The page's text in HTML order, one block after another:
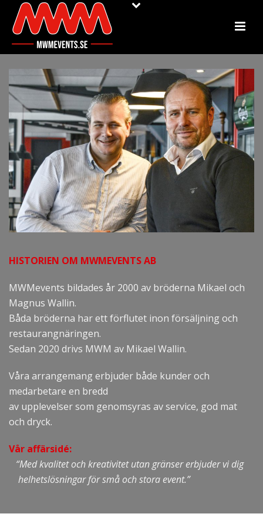
HISTORIEN OM MWMEVENTS AB
MWMevents bildades år 2000 av bröderna Mikael och
Magnus Wallin.
Båda bröderna har ett förflutet inon försäljning och
restaurangnäringen.
Sedan 2020 drivs MWM av Mikael Wallin.
Våra arrangemang erbjuder både kunder och
medarbetare en bredd
av upplevelser som genomsyras av service, god mat
och dryck.
Vår affärsidé:
“Med kvalitet och kreativitet utan gränser erbjuder vi dig
helhetslösningar för små och stora event.”